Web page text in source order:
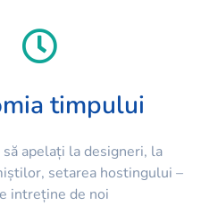
timpului
să apelați la designeri, la
setarea hostingului –
intreține de noi